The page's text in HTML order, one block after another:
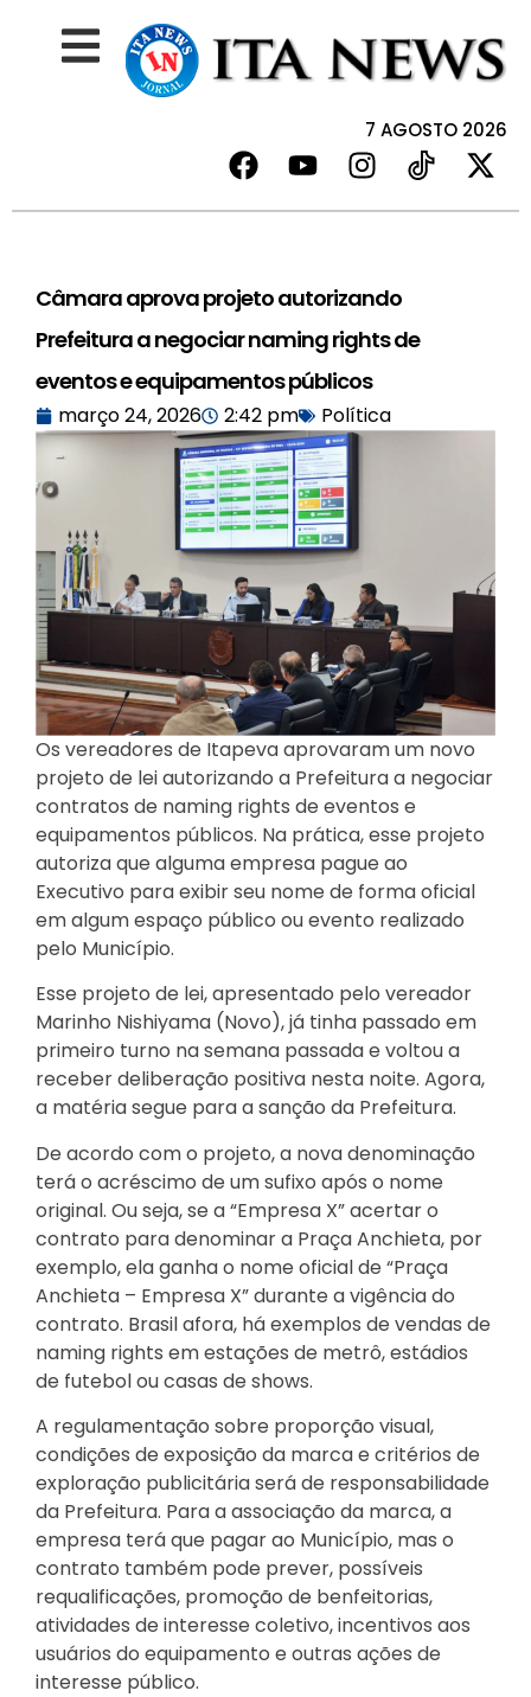
7 AGOSTO 2026
Câmara aprova projeto autorizando
Prefeitura a negociar naming rights de
eventos e equipamentos públicos
março 24, 2026 2:42 pm Política
Os vereadores de Itapeva aprovaram um novo
projeto de lei autorizando a Prefeitura a negociar
contratos de naming rights de eventos e
equipamentos públicos. Na prática, esse projeto
autoriza que alguma empresa pague ao
Executivo para exibir seu nome de forma oficial
em algum espaço público ou evento realizado
pelo Município.
Esse projeto de lei, apresentado pelo vereador
Marinho Nishiyama (Novo), já tinha passado em
primeiro turno na semana passada e voltou a
receber deliberação positiva nesta noite. Agora,
a matéria segue para a sanção da Prefeitura.
De acordo com o projeto, a nova denominação
terá o acréscimo de um sufixo após o nome
original. Ou seja, se a “Empresa X” acertar o
contrato para denominar a Praça Anchieta, por
exemplo, ela ganha o nome oficial de “Praça
Anchieta – Empresa X” durante a vigência do
contrato. Brasil afora, há exemplos de vendas de
naming rights em estações de metrô, estádios
de futebol ou casas de shows.
A regulamentação sobre proporção visual,
condições de exposição da marca e critérios de
exploração publicitária será de responsabilidade
da Prefeitura. Para a associação da marca, a
empresa terá que pagar ao Município, mas o
contrato também pode prever, possíveis
requalificações, promoção de benfeitorias,
atividades de interesse coletivo, incentivos aos
usuários do equipamento e outras ações de
interesse público.